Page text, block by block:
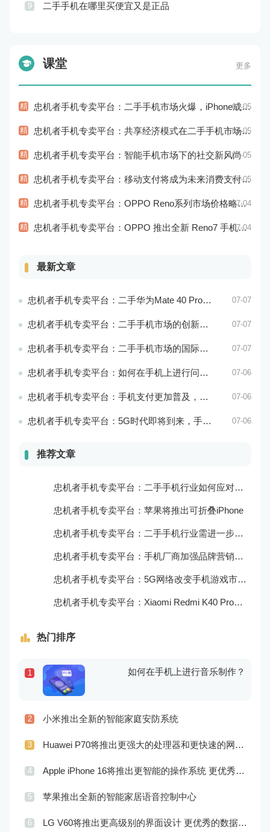
9 二手手机在哪里买便宜又是正品
课堂 更多
精 忠机者手机专卖平台：二手手机市场火爆，iPhone成为最受欢迎的品牌07-05
精 忠机者手机专卖平台：共享经济模式在二手手机市场的应用和探索07-05
精 忠机者手机专卖平台：智能手机市场下的社交新风尚07-05
精 忠机者手机专卖平台：移动支付将成为未来消费支付的主流方式07-05
精 忠机者手机专卖平台：OPPO Reno系列市场价格略有回升07-04
精 忠机者手机专卖平台：OPPO 推出全新 Reno7 手机，搭载高端配置07-04
最新文章
忠机者手机专卖平台：二手华为Mate 40 Pro市场价格持续波动 07-07
忠机者手机专卖平台：二手手机市场的创新发展和科技引领 07-07
忠机者手机专卖平台：二手手机市场的国际化发展和拓展海外市场 07-07
忠机者手机专卖平台：如何在手机上进行问卷调查？ 07-06
忠机者手机专卖平台：手机支付更加普及，移动支付将成为主流 07-06
忠机者手机专卖平台：5G时代即将到来，手机市场面临新机遇与挑战 07-06
推荐文章
忠机者手机专卖平台：二手手机行业如何应对新消费升级的趋势
忠机者手机专卖平台：苹果将推出可折叠iPhone
忠机者手机专卖平台：二手手机行业需进一步扩大市场份额
忠机者手机专卖平台：手机厂商加强品牌营销和用户服务
忠机者手机专卖平台：5G网络改变手机游戏市场格局
忠机者手机专卖平台：Xiaomi Redmi K40 Pro发布，搭载顶级的处理器和优秀的摄像头
热门排序
1 如何在手机上进行音乐制作？
2 小米推出全新的智能家庭安防系统
3 Huawei P70将推出更强大的处理器和更快速的网络连接
4 Apple iPhone 16将推出更智能的操作系统 更优秀的音频效果
5 苹果推出全新的智能家居语音控制中心
6 LG V60将推出更高级别的界面设计 更优秀的数据隐私保护